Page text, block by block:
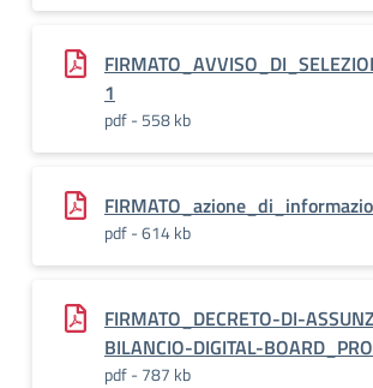
1
pdf - 558 kb
pdf - 614 kb
FIRMATO_DECRETO-DI-
BILANCIO-DIGITAL-
pdf - 787 kb